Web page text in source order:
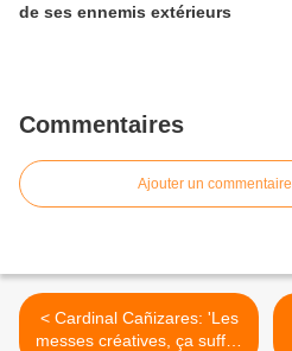
de ses ennemis extérieurs
Commentaires
Ajouter un commentaire
< Cardinal Cañizares: 'Les
messes créatives, ça suffit !